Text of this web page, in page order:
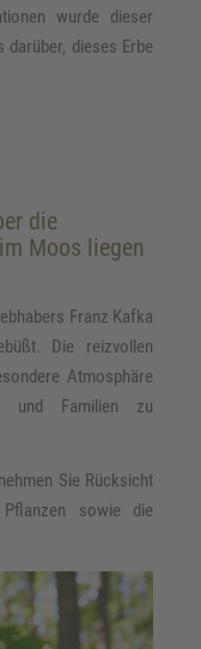
wurde dieser
dieses Erbe
die
Moos liegen
Franz Kafka
Die reizvollen
Atmosphäre
und Familien zu
Sie Rücksicht
sowie die